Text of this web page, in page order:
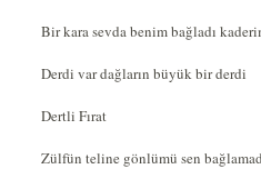
Bir kara sevda benim bağladı
Derdi var dağların büyük bir derdi
Dertli Fırat
Zülfün teline gönlümü sen